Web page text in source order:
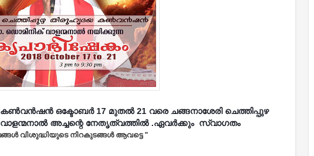
ഒക്ടോബർ 17 മുതൽ 21 വരെ ചങ്ങനാശേരി ചെത്തിപ്പുഴ
അച്ചന്റെ നേതൃത്വത്തിൽ .ഏവർക്കും സ്വാഗതം
വിശുദ്ധിയുടെ നിറകുടങ്ങള്‍ ആവട്ടെ "